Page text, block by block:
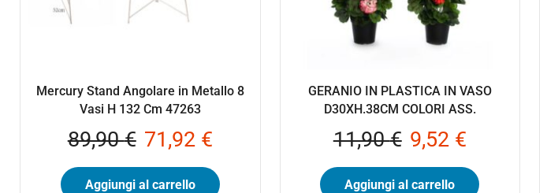
Mercury Stand Angolare in Metallo 8
Vasi H 132 Cm 47263
89,90€ 71,92 €
Aggiungi al carrello
GERANIO IN PLASTICA IN VASO
D30XH.38CM COLORI ASS.
11,90€ 9,52 €
Aggiungi al carrello